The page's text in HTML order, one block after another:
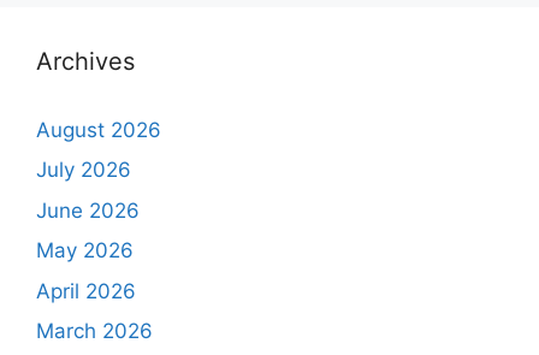
Archives
August 2026
July 2026
June 2026
May 2026
April 2026
March 2026